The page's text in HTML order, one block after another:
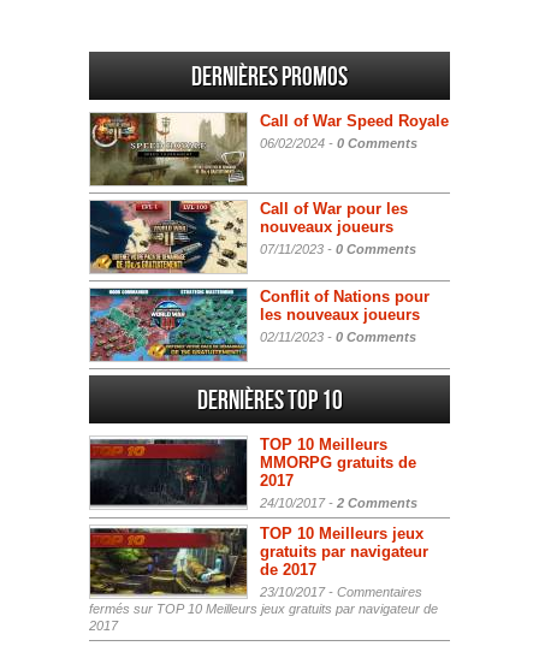
Dernières promos
Call of War Speed Royale
06/02/2024 - 0 Comments
Call of War pour les
nouveaux joueurs
07/11/2023 - 0 Comments
Conflit of Nations pour
les nouveaux joueurs
02/11/2023 - 0 Comments
Dernières Top 10
TOP 10 Meilleurs
MMORPG gratuits de
2017
24/10/2017 - 2 Comments
TOP 10 Meilleurs jeux
gratuits par navigateur
de 2017
23/10/2017 - Commentaires
fermés sur TOP 10 Meilleurs jeux gratuits par navigateur de
2017